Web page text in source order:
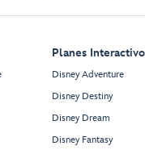
Planes
Disney Adventure
Disney Destiny
Disney Dream
Disney Fantasy